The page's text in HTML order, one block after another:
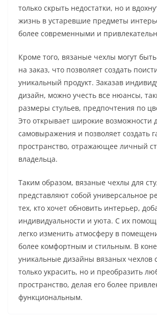
только скрыть недостатки, но и
жизнь в устаревшие предметы
более современными и
Кроме того, вязаные чехлы могут
на заказ, что позволяет создать
уникальный продукт. Заказав
дизайн, можно учесть все нюансы,
размеры стульев, предпочтения по
Это открывает широкие возможности
самовыражения и позволяет создать
пространство, отражающее личный
владельца.
Таким образом, вязаные чехлы для
представляют собой универсальное
тех, кто хочет обновить интерьер,
индивидуальности и уюта. С их
легко изменить атмосферу в
более комфортным и стильным. В
уникальные дизайны вязаных чехлов
только украсить, но и преобразить
пространство, делая его более
функциональным.